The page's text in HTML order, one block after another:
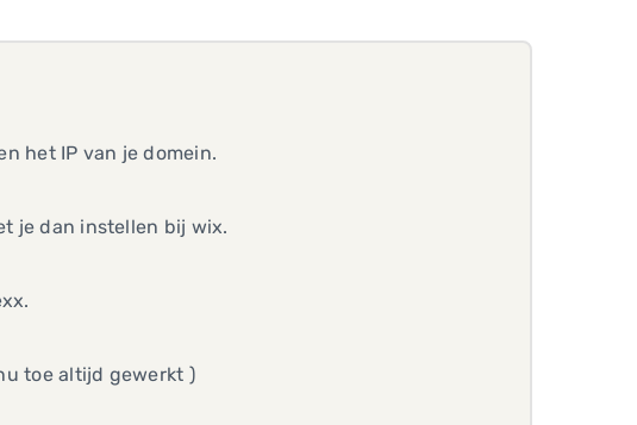
het IP van je domein.
je dan instellen bij wix.
toe altijd gewerkt )